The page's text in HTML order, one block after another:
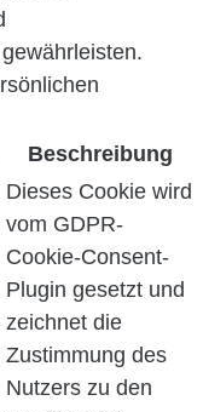
Beschreibung
Dieses Cookie wird
vom GDPR-
Cookie-Consent-
Plugin gesetzt und
zeichnet die
Zustimmung des
Nutzers zu den